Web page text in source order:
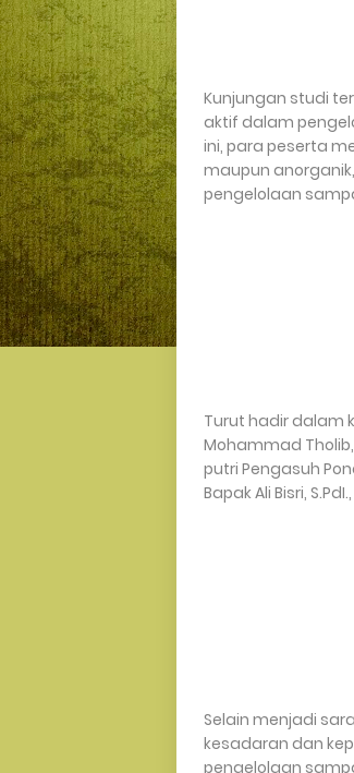
Kunjungan studi
aktif dalam
ini, para peserta
maupun
pengelolaan
Turut hadir dalam
Mohammad Tholib,
putri Pengasuh
Bapak Ali Bisri,
Selain menjadi
kesadaran dan
pengelolaan